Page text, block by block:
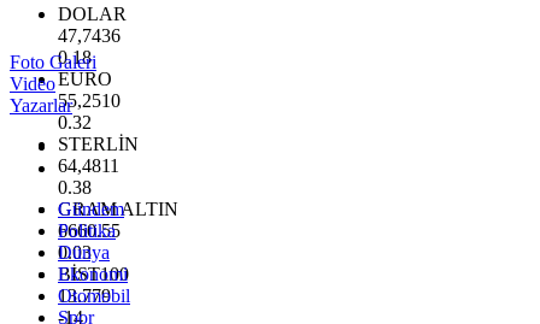
DOLAR
47,7436
0.18
EURO
55,2510
0.32
STERLİN
64,4811
0.38
GRAM ALTIN
6660.55
0.03
BİST100
13.779
-14
Foto Galeri
Video
Yazarlar
Gündem
Politika
Dünya
Ekonomi
Otomobil
Spor